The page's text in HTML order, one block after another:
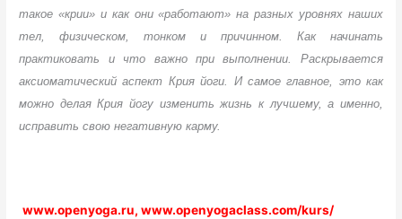
такое «крии» и как они «работают» на разных уровнях наших
тел, физическом, тонком и причинном. Как начинать
практиковать и что важно при выполнении. Раскрывается
аксиоматический аспект Крия йоги. И самое главное, это как
можно делая Крия йогу изменить жизнь к лучшему, а именно,
исправить свою негативную карму.
www.openyoga.ru, www.openyogaclass.com/kurs/